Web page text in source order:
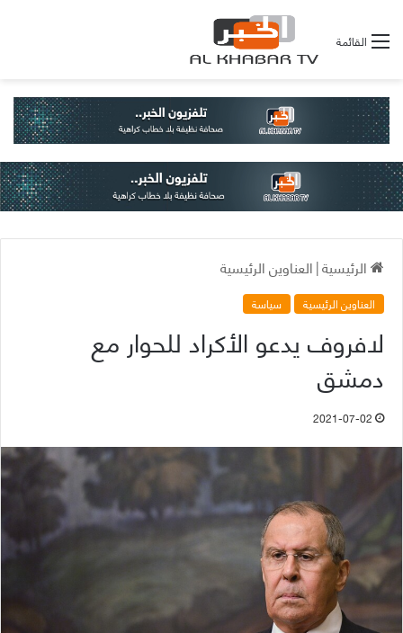
القائمة
الرئيسية|العناوين الرئيسية
العناوين الرئيسية سياسة
لافروف يدعو الأكراد للحوار مع
دمشق
2021-07-02